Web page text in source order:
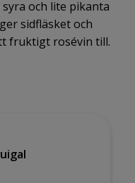
syra och lite pikanta
sidfläsket och
fruktigt rosévin till.